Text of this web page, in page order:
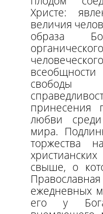
Христе:
величия
образа
свободы
принесения
любви
мира.
торжества
свыше, о
ежедневных
его у